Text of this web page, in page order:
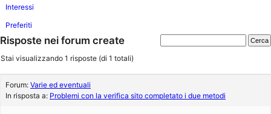
Interessi
Preferiti
Risposte nei forum create
Stai visualizzando 1 risposte (di 1 totali)
Forum: Varie ed eventuali
In risposta a: Problemi con la verifica sito completato i due metodi